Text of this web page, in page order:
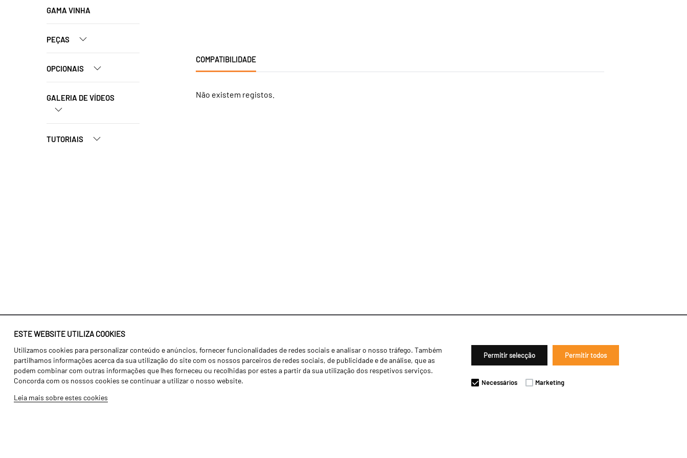
ESTE WEBSITE UTILIZA COOKIES
Utilizamos cookies para personalizar conteúdo e anúncios, fornecer funcionalidades de redes sociais e analisar o nosso tráfego. Também
partilhamos informações acerca da sua utilização do site com os nossos parceiros de redes sociais, de publicidade e de análise, que as
podem combinar com outras informações que lhes forneceu ou recolhidas por estes a partir da sua utilização dos respetivos serviços.
Concorda com os nossos cookies se continuar a utilizar o nosso website.
Leia mais sobre estes cookies
Permitir selecção Permitir todos
Necessários Marketing
GAMA VINHA
PEÇAS
OPCIONAIS
GALERIA DE VÍDEOS
TUTORIAIS
COMPATIBILIDADE
Não existem registos.
Identidade
História
Fábrica / Produção
Recursos Humanos
Agricultura
Transportes
Gama Floresta
Notícias
Concessionários